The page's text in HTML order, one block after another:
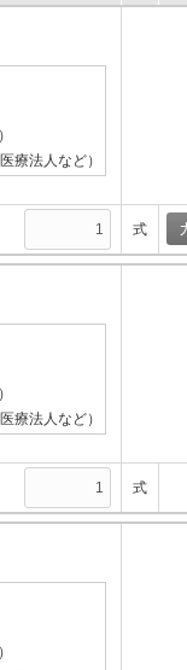
療法人など）
式
療法人など）
式